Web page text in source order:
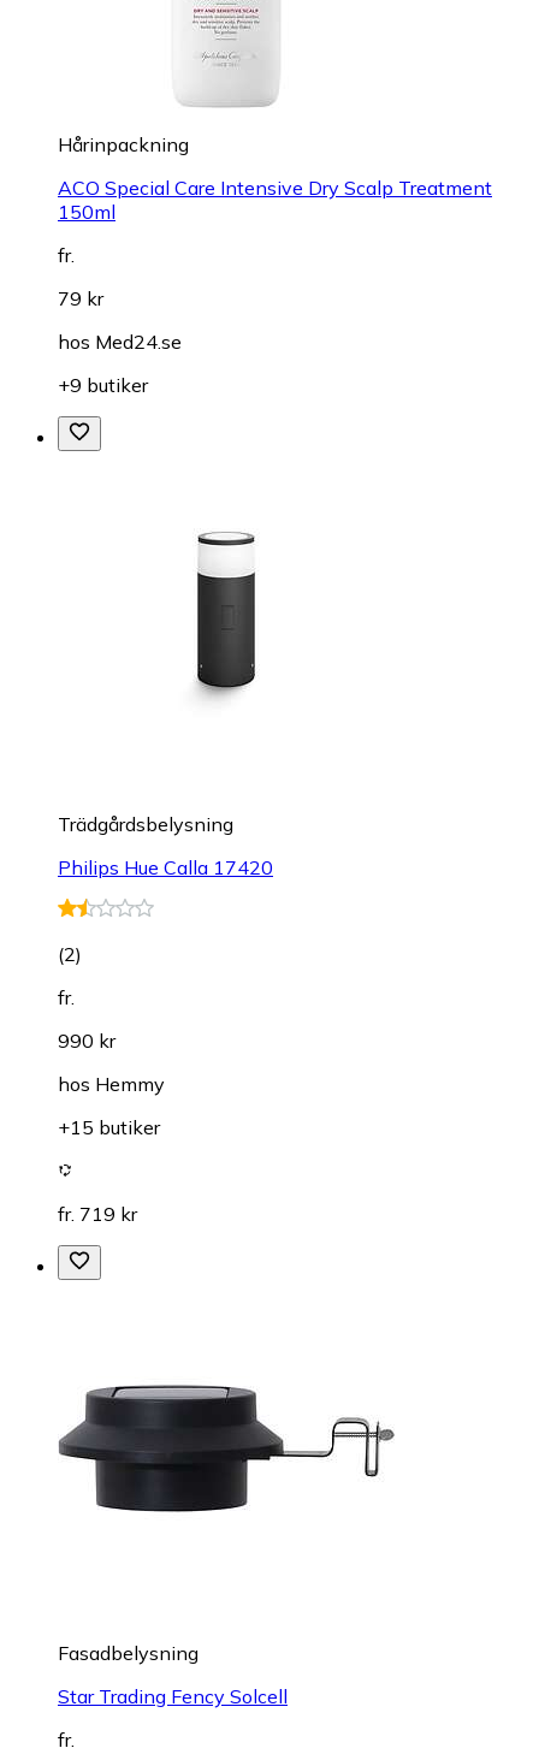
Hårinpackning
ACO Special Care Intensive Dry Scalp Treatment
150ml
fr.
79 kr
hos Med24.se
+9 butiker
Trädgårdsbelysning
Philips Hue Calla 17420
(2)
fr.
990 kr
hos Hemmy
+15 butiker
fr. 719 kr
Fasadbelysning
Star Trading Fency Solcell
fr.